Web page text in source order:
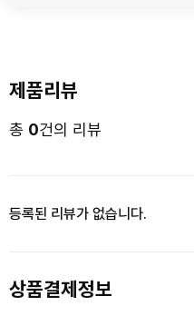
제품리뷰
총 0건의 리뷰
등록된 리뷰가 없습니다.
상품결제정보